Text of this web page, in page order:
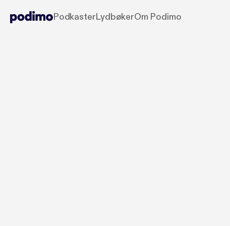
PodkasterLydbøkerOm Podimo